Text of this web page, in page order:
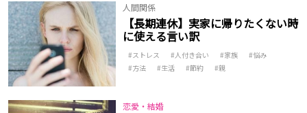
人間関係
【長期連休】実家に帰りたくない時
に使える言い訳
ストレス 人付き合い 家族
悩み
方法
生活 節約 親
恋愛・結婚